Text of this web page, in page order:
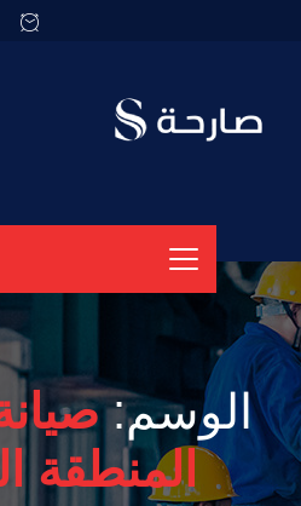
الوسم:
المنطقة